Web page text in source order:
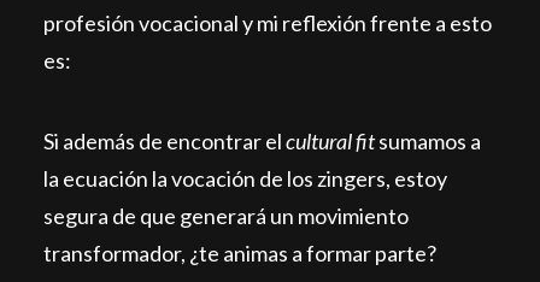
profesión vocacional y mi reflexión frente a esto
es:
Si además de encontrar elcultural fitsumamos a
la ecuación la vocación de los zingers, estoy
segura de que generará un movimiento
transformador, ¿te animas a formar parte?